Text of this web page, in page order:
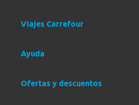
Viajes Carrefour
Ayuda
Ofertas y descuentos